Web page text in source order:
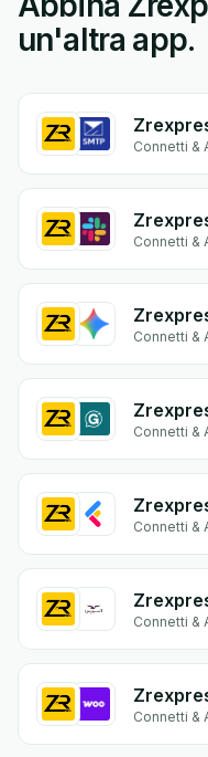
un'altra app.
Connetti &
Connetti &
Connetti &
Connetti &
Connetti &
Connetti &
Connetti &